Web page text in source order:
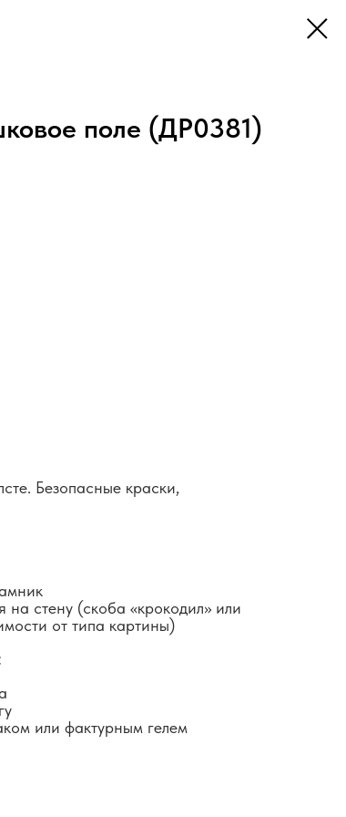
поле (ДР0381)
Безопасные краски,
стену (скоба «крокодил» или
от типа картины)
или фактурным гелем